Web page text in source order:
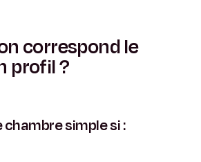
correspond le
profil ?
simple si :